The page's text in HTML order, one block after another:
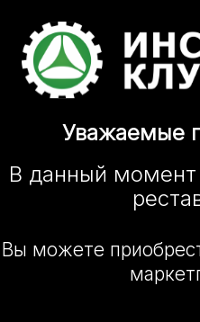
Уважаемые
В данный момент
Вы можете